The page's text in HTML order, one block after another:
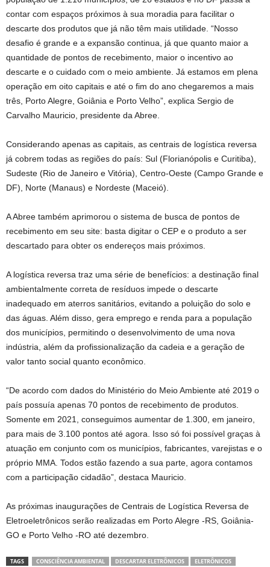
contar com espaços próximos à sua moradia para facilitar o
descarte dos produtos que já não têm mais utilidade. “Nosso
desafio é grande e a expansão continua, já que quanto maior a
quantidade de pontos de recebimento, maior o incentivo ao
descarte e o cuidado com o meio ambiente. Já estamos em plena
operação em oito capitais e até o fim do ano chegaremos a mais
três, Porto Alegre, Goiânia e Porto Velho”, explica Sergio de
Carvalho Mauricio, presidente da Abree.
Considerando apenas as capitais, as centrais de logística reversa
já cobrem todas as regiões do país: Sul (Florianópolis e Curitiba),
Sudeste (Rio de Janeiro e Vitória), Centro-Oeste (Campo Grande e
DF), Norte (Manaus) e Nordeste (Maceió).
A Abree também aprimorou o sistema de busca de pontos de
recebimento em seu site: basta digitar o CEP e o produto a ser
descartado para obter os endereços mais próximos.
A logística reversa traz uma série de benefícios: a destinação final
ambientalmente correta de resíduos impede o descarte
inadequado em aterros sanitários, evitando a poluição do solo e
das águas. Além disso, gera emprego e renda para a população
dos municípios, permitindo o desenvolvimento de uma nova
indústria, além da profissionalização da cadeia e a geração de
valor tanto social quanto econômico.
“De acordo com dados do Ministério do Meio Ambiente até 2019 o
país possuía apenas 70 pontos de recebimento de produtos.
Somente em 2021, conseguimos aumentar de 1.300, em janeiro,
para mais de 3.100 pontos até agora. Isso só foi possível graças à
atuação em conjunto com os municípios, fabricantes, varejistas e o
próprio MMA. Todos estão fazendo a sua parte, agora contamos
com a participação cidadão”, destaca Mauricio.
As próximas inaugurações de Centrais de Logística Reversa de
Eletroeletrônicos serão realizadas em Porto Alegre -RS, Goiânia-
GO e Porto Velho -RO até dezembro.
TAGS CONSCIÊNCIA AMBIENTAL DESCARTAR ELETRÔNICOS ELETRÔNICOS